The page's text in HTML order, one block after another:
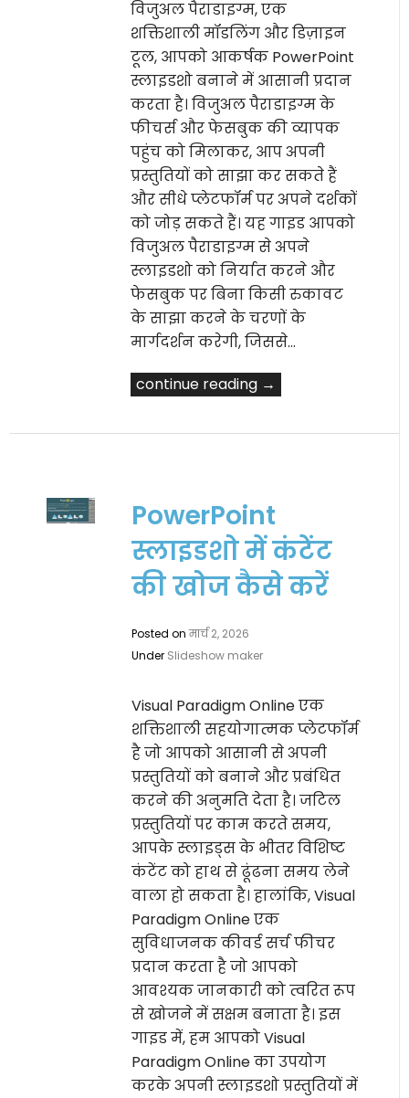
विजुअल पैराडाइग्म, एक
शक्तिशाली मॉडलिंग और डिज़ाइन
टूल, आपको आकर्षक PowerPoint
स्लाइडशो बनाने में आसानी प्रदान
करता है। विजुअल पैराडाइग्म के
फीचर्स और फेसबुक की व्यापक
पहुंच को मिलाकर, आप अपनी
प्रस्तुतियों को साझा कर सकते हैं
और सीधे प्लेटफॉर्म पर अपने दर्शकों
को जोड़ सकते हैं। यह गाइड आपको
विजुअल पैराडाइग्म से अपने
स्लाइडशो को निर्यात करने और
फेसबुक पर बिना किसी रुकावट
के साझा करने के चरणों के
मार्गदर्शन करेगी, जिससे…
continue reading →
PowerPoint
स्लाइडशो में कंटेंट
की खोज कैसे करें
Posted onमार्च 2, 2026
Under Slideshow maker
Visual Paradigm Online एक
शक्तिशाली सहयोगात्मक प्लेटफॉर्म
है जो आपको आसानी से अपनी
प्रस्तुतियों को बनाने और प्रबंधित
करने की अनुमति देता है। जटिल
प्रस्तुतियों पर काम करते समय,
आपके स्लाइड्स के भीतर विशिष्ट
कंटेंट को हाथ से ढूंढना समय लेने
वाला हो सकता है। हालांकि, Visual
Paradigm Online एक
सुविधाजनक कीवर्ड सर्च फीचर
प्रदान करता है जो आपको
आवश्यक जानकारी को त्वरित रूप
से खोजने में सक्षम बनाता है। इस
गाइड में, हम आपको Visual
Paradigm Online का उपयोग
करके अपनी स्लाइडशो प्रस्तुतियों में